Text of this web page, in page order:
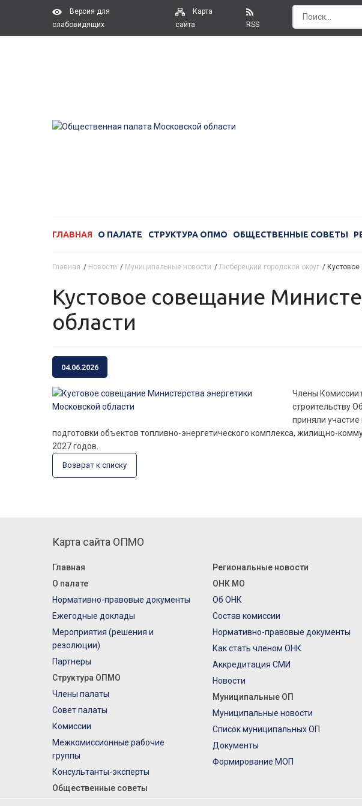
Версия для
слабовидящих
Карта
сайта
RSS
ГЛАВНАЯ О ПАЛАТЕ СТРУКТУРА ОПМО ОБЩЕСТВЕННЫЕ СОВЕТЫ
Главная / Новости / Муниципальные новости / Люберецкий городской округ /
Кустовое совещание Министерства энергетики Московской
области
04.06.2026
Члены Комиссии
строительству
приняли
подготовки объектов топливно-энергетического комплекса, жилищно-
2027 годов.
Возврат к списку
Карта сайта ОПМО
Главная
О палате
Нормативно-правовые документы
Ежегодные доклады
Мероприятия (решения и
резолюции)
Партнеры
Структура ОПМО
Члены палаты
Совет палаты
Комиссии
Межкомиссионные рабочие
группы
Консультанты-эксперты
Общественные советы
Региональные новости
ОНК МО
Об ОНК
Состав комиссии
Нормативно-правовые документы
Как стать членом ОНК
Аккредитация СМИ
Новости
Муниципальные ОП
Муниципальные новости
Список муниципальных ОП
Документы
Формирование МОП